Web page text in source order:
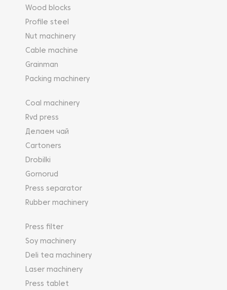
Wood blocks
Profile steel
Nut machinery
Cable machine
Grainman
Packing machinery
Coal machinery
Rvd press
Делаем чай
Cartoners
Drobilki
Gornorud
Press separator
Rubber machinery
Press filter
Soy machinery
Deli tea machinery
Laser machinery
Press tablet